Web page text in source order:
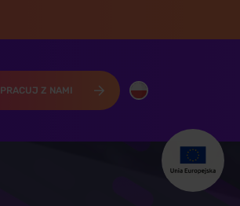
PRACUJ Z NAMI